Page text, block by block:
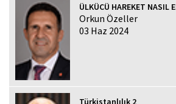
ÜLKÜCÜ HAREKET NASIL
Orkun Özeller
03 Haz 2024
Türkistanlılık 2